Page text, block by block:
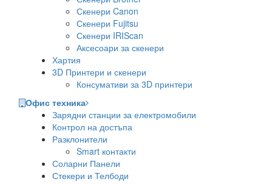
Скенери Canon
Скенери Fujitsu
Скенери IRIScan
Аксесоари за скенери
Хартия
3D Принтери и скенери
Консумативи за 3D принтери
Офис техника
Зарядни станции за електромобили
Контрол на достъпа
Разклонители
Smart контакти
Соларни Панели
Стекери и Телбоди